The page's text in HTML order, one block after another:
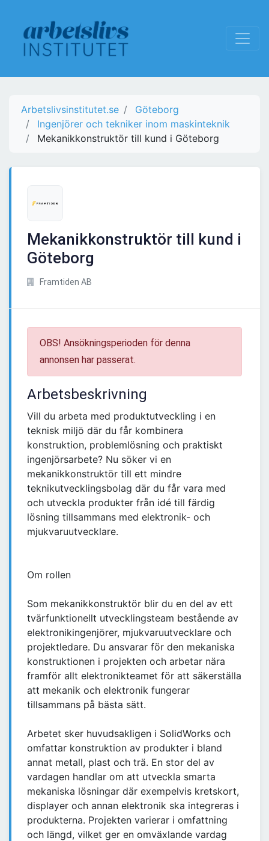
Arbetslivsinstitutet.se
Göteborg
Ingenjörer och tekniker inom maskinteknik
Mekanikkonstruktör till kund i Göteborg
Mekanikkonstruktör till kund i
Göteborg
Framtiden AB
OBS! Ansökningsperioden för denna
annonsen har passerat.
Arbetsbeskrivning
Vill du arbeta med produktutveckling i en
teknisk miljö där du får kombinera
konstruktion, problemlösning och praktiskt
ingenjörsarbete? Nu söker vi en
mekanikkonstruktör till ett mindre
teknikutvecklingsbolag där du får vara med
och utveckla produkter från idé till färdig
lösning tillsammans med elektronik- och
mjukvaruutvecklare.
Om rollen
Som mekanikkonstruktör blir du en del av ett
tvärfunktionellt utvecklingsteam bestående av
elektronikingenjörer, mjukvaruutvecklare och
projektledare. Du ansvarar för den mekaniska
konstruktionen i projekten och arbetar nära
framför allt elektronikteamet för att säkerställa
att mekanik och elektronik fungerar
tillsammans på bästa sätt.
Arbetet sker huvudsakligen i SolidWorks och
omfattar konstruktion av produkter i bland
annat metall, plast och trä. En stor del av
vardagen handlar om att utveckla smarta
mekaniska lösningar där exempelvis kretskort,
displayer och annan elektronik ska integreras i
produkterna. Projekten varierar i omfattning
och längd, vilket ger en omväxlande vardag